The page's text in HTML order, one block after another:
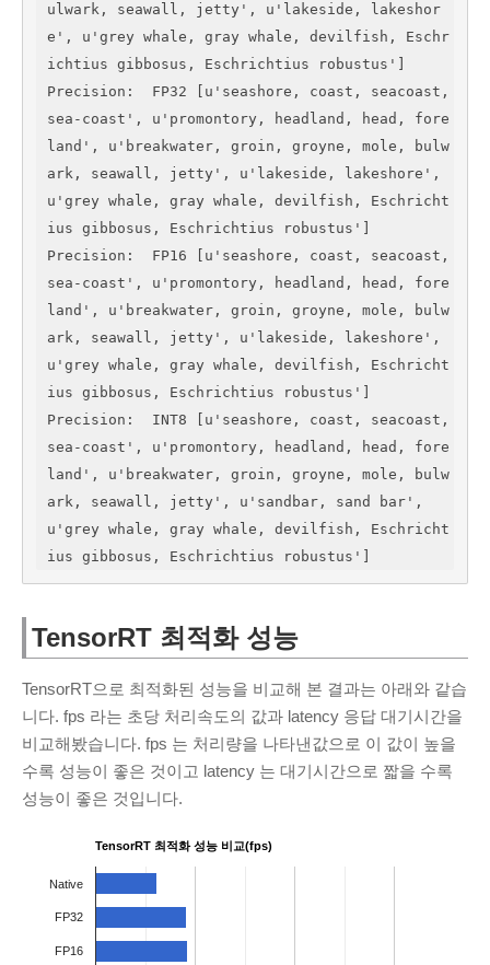
ulwark, seawall, jetty', u'lakeside, lakeshor
e', u'grey whale, gray whale, devilfish, Eschr
ichtius gibbosus, Eschrichtius robustus']
Precision:  FP32 [u'seashore, coast, seacoast,
sea-coast', u'promontory, headland, head, fore
land', u'breakwater, groin, groyne, mole, bulw
ark, seawall, jetty', u'lakeside, lakeshore',
u'grey whale, gray whale, devilfish, Eschricht
ius gibbosus, Eschrichtius robustus']
Precision:  FP16 [u'seashore, coast, seacoast,
sea-coast', u'promontory, headland, head, fore
land', u'breakwater, groin, groyne, mole, bulw
ark, seawall, jetty', u'lakeside, lakeshore',
u'grey whale, gray whale, devilfish, Eschricht
ius gibbosus, Eschrichtius robustus']
Precision:  INT8 [u'seashore, coast, seacoast,
sea-coast', u'promontory, headland, head, fore
land', u'breakwater, groin, groyne, mole, bulw
ark, seawall, jetty', u'sandbar, sand bar',
u'grey whale, gray whale, devilfish, Eschricht
ius gibbosus, Eschrichtius robustus']
TensorRT 최적화 성능
TensorRT으로 최적화된 성능을 비교해 본 결과는 아래와 같습
니다. fps 라는 초당 처리속도의 값과 latency 응답 대기시간을
비교해봤습니다. fps 는 처리량을 나타낸값으로 이 값이 높을
수록 성능이 좋은 것이고 latency 는 대기시간으로 짧을 수록
성능이 좋은 것입니다.
TensorRT 최적화 성능 비교(fps)
Native
FP32
FP16